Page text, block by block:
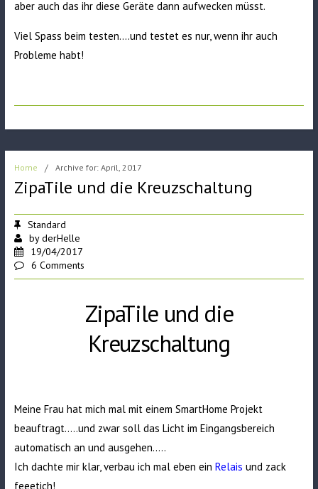
aber auch das ihr diese Geräte dann aufwecken müsst.
Viel Spass beim testen….und testet es nur, wenn ihr auch
Probleme habt!
Home / Archive for: April, 2017
ZipaTile und die Kreuzschaltung
Standard
byderHelle
19/04/2017
6 Comments
ZipaTile und die
Kreuzschaltung
Meine Frau hat mich mal mit einem SmartHome Projekt
beauftragt…..und zwar soll das Licht im Eingangsbereich
automatisch an und ausgehen…..
Ich dachte mir klar, verbau ich mal eben ein Relais und zack
feeetich!